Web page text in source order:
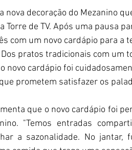
nova decoração do Mezanino
Torre de TV. Após uma pausa
com um novo cardápio para a
pratos tradicionais com um
novo cardápio foi
prometem satisfazer os
que o novo cardápio foi
"Temos entradas
a sazonalidade. No